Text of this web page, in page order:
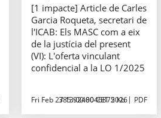
[1 impacte] Article de Carles
Garcia Roqueta, secretari de
l'ICAB: Els MASC com a eix
de la justícia del present
(VI): L'oferta vinculant
confidencial a la LO 1/2025
Fri Feb 27 13:00:00 CET 2026
385.9248046875 Kb PDF